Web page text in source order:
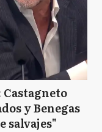
y Benegas
salvajes"